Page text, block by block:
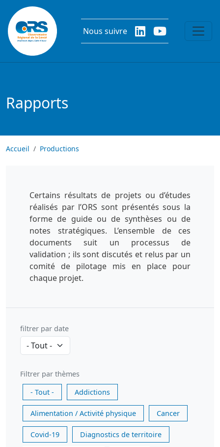
Aller au contenu principal
Nous suivre
Rapports
Accueil Productions
Certains résultats de projets ou d’études
réalisés par l’ORS sont présentés sous la
forme de guide ou de synthèses ou de
notes stratégiques. L’ensemble de ces
documents suit un processus de
validation ; ils sont discutés et relus par un
comité de pilotage mis en place pour
chaque projet.
filtrer par date
Filtrer par thèmes
- Tout -
Addictions
Alimentation / Activité physique Cancer
Covid-19 Diagnostics de territoire